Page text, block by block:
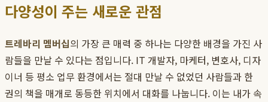
다양성이 주는 새로운 관점
트레바리 멤버십의 가장 큰 매력 중 하나는 다양한 배경을 가진 사
람들을 만날 수 있다는 점입니다. IT 개발자, 마케터, 변호사, 디자
이너 등 평소 업무 환경에서는 절대 만날 수 없었던 사람들과 한
권의 책을 매개로 동등한 위치에서 대화를 나눕니다. 이는 내가 속